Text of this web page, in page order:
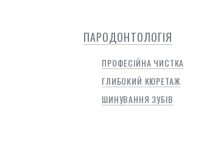
ПАРОДОНТОЛОГІЯ
ПРОФЕСІЙНА ЧИСТКА
ГЛИБОКИЙ КЮРЕТАЖ
ШИНУВАННЯ ЗУБІВ